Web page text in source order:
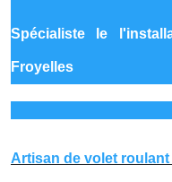
Spécialiste le
Froyelles
Artisan de volet